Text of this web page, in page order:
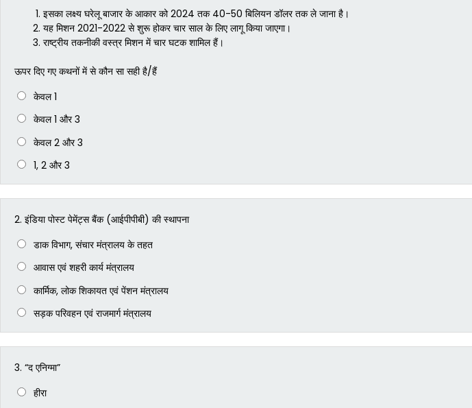
इसका लक्ष्य घरेलू बाजार के आकार को 2024 तक 40-50 बिलियन डॉलर तक ले जाना है।
यह मिशन 2021-2022 से शुरू होकर चार साल के लिए लागू किया जाएगा।
राष्ट्रीय तकनीकी वस्त्र मिशन में चार घटक शामिल हैं।
ऊपर दिए गए कथनों में से कौन सा सही है/हैं
केवल 1
केवल 1 और 3
केवल 2 और 3
1, 2 और 3
2. इंडिया पोस्ट पेमेंट्स बैंक (आईपीपीबी) की स्थापना
डाक विभाग, संचार मंत्रालय के तहत
आवास एवं शहरी कार्य मंत्रालय
कार्मिक, लोक शिकायत एवं पेंशन मंत्रालय
सड़क परिवहन एवं राजमार्ग मंत्रालय
3. “द एनिग्मा”
हीरा